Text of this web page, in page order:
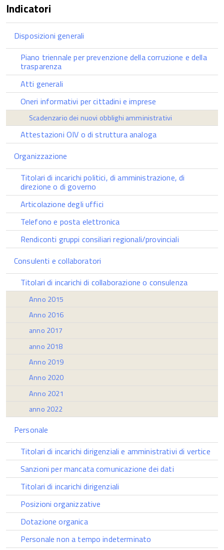
Indicatori
Disposizioni generali
Piano triennale per prevenzione della corruzione e della
trasparenza
Atti generali
Oneri informativi per cittadini e imprese
Scadenzario dei nuovi obblighi amministrativi
Attestazioni OIV o di struttura analoga
Organizzazione
Titolari di incarichi politici, di amministrazione, di
direzione o di governo
Articolazione degli uffici
Telefono e posta elettronica
Rendiconti gruppi consiliari regionali/provinciali
Consulenti e collaboratori
Titolari di incarichi di collaborazione o consulenza
Anno 2015
Anno 2016
anno 2017
anno 2018
Anno 2019
Anno 2020
Anno 2021
anno 2022
Personale
Titolari di incarichi dirigenziali e amministrativi di vertice
Sanzioni per mancata comunicazione dei dati
Titolari di incarichi dirigenziali
Posizioni organizzative
Dotazione organica
Personale non a tempo indeterminato